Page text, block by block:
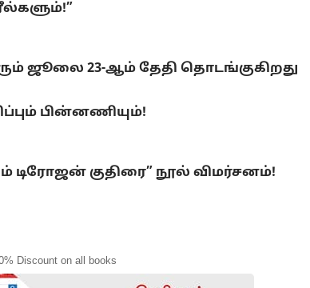
ஜூலை 23-ஆம் தேதி தொடங்குகிறது
பின்னணியும்!
டிரோஜன் குதிரை” நூல் விமர்சனம்!
Discount on all books